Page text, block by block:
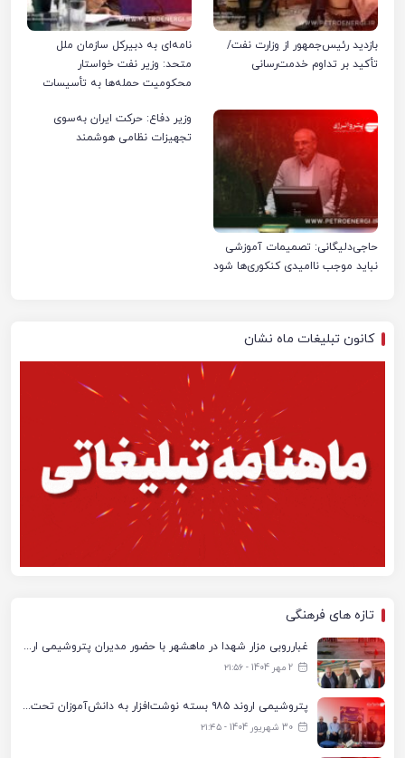
بازدید رئیس‌جمهور از وزارت نفت/
تأکید بر تداوم خدمت‌رسانی
نامه‌ای به دبیرکل سازمان ملل
متحد: وزیر نفت خواستار
محکومیت حمله‌ها به تأسیسات
حاجی‌دلیگانی: تصمیمات آموزشی
نباید موجب ناامیدی کنکوری‌ها شود
وزیر دفاع: حرکت ایران به‌سوی
تجهیزات نظامی هوشمند
کانون تبلیغات ماه نشان
تازه های فرهنگی
غبارروبی مزار شهدا در ماهشهر با حضور مدیران پتروشیمی اروند و مسئولان شهری
2 مهر 1404 - ۲۱:۵۶
پتروشیمی اروند ۹۸۵ بسته نوشت‌افزار به دانش‌آموزان تحت پوشش کمیته امداد بندرماهشهر اهدا کرد
30 شهریور 1404 - ۲۱:۴۵